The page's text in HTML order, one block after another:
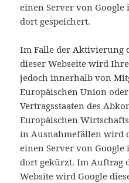
einen Server von
dort gespeichert.
Im Falle der Aktivierung
dieser Webseite wird
jedoch innerhalb von
Europäischen Union
Vertragsstaaten des
Europäischen
in Ausnahmefällen wird
einen Server von
dort gekürzt. Im Auftrag
Website wird Google